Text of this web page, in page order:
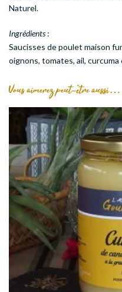
Naturel.
Ingrédients:
Saucisses de poulet maison
oignons, tomates, ail, curcuma
Vous aimerez peut-être aussi…